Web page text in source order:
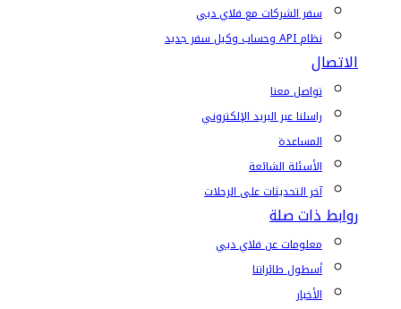
سفر الشركات مع فلاي دبي
نظام API وحساب وكيل سفر جديد
الاتصال
تواصل معنا
راسلنا عبر البريد الإلكتروني
المساعدة
الأسئلة الشائعة
آخر التحديثات على الرحلات
روابط ذات صلة
معلومات عن فلاي دبي
أسطول طائراتنا
الأخبار